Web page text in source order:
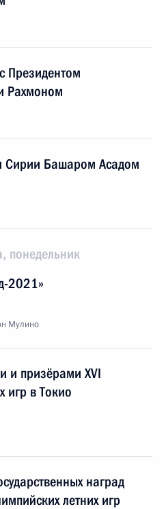
Президентом
Рахмоном
Сирии Башаром Асадом
понедельник
2021»
Мулино
и призёрами ХVI
игр в Токио
наград
летних игр